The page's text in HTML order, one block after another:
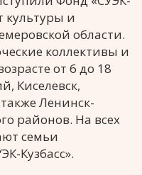
и
области.
коллективы и
от 6 до 18
Киселевск,
Ленинск-
районов. На всех
семьи
Кузбасс».